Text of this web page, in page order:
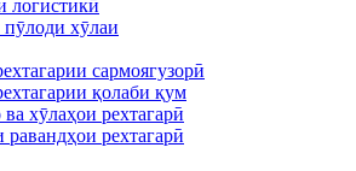
логистикӣ
хӯлаи
сармоягузорӣ
қолаби қум
хӯлаҳои рехтагарӣ
рехтагарӣ